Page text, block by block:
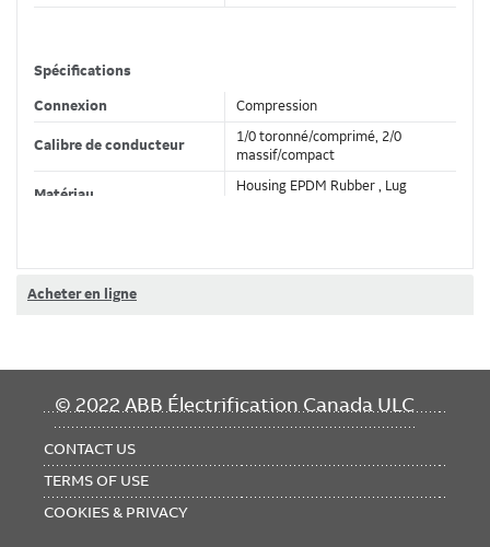
Spécifications
Connexion Compression
Calibre de conducteur
1/0 toronné/comprimé, 2/0
massif/compact
Matériau
Housing EPDM Rubber , Lug
Tension nominale
8.3 kV
Isolation
Classifications
Marque de produit
Standard
Acheter en ligne
© 2022 ABB Électrification Canada ULC
FOOTER
CONTACT US
TERMS OF USE
COOKIES & PRIVACY